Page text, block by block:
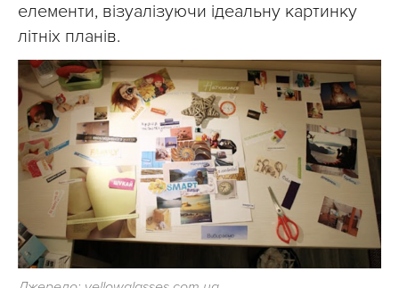
елементи, візуалізуючи ідеальну картинку
літніх планів.